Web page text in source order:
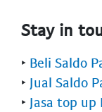
Stay in
‣ Beli Saldo
‣ Jual Saldo
‣ Jasa top up